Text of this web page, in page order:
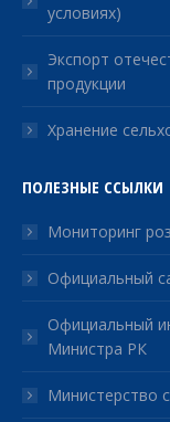
условиях)
Экспорт
продукции
Хранение
ПОЛЕЗНЫЕ ССЫЛКИ
Мониторинг
Официальный
Официальный
Министра РК
Министерство